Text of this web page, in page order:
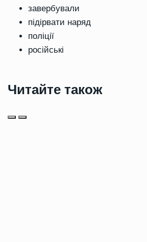
завербували
підірвати наряд
поліції
російські
Читайте також